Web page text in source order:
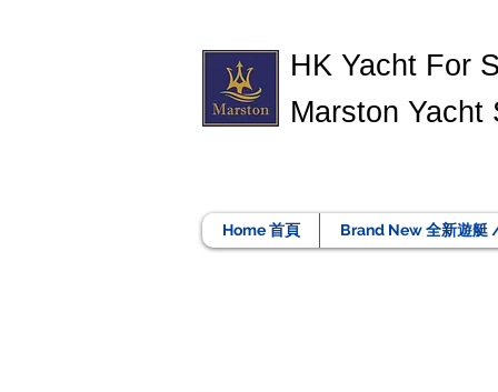
​HK Yacht For
Marston Yacht
Home 首頁 Brand New 全新遊艇